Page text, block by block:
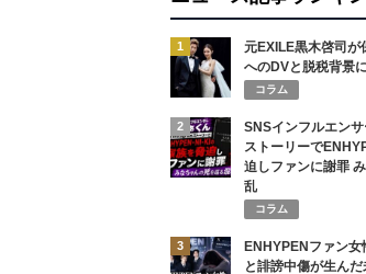
1
元EXILE黒木啓司が
へのDVと脱税背景
コラム
2
SNSインフルエン
ストーリーで
迫しファンに謝罪
乱
コラム
3
ENHYPENファン
と誹謗中傷が生ん